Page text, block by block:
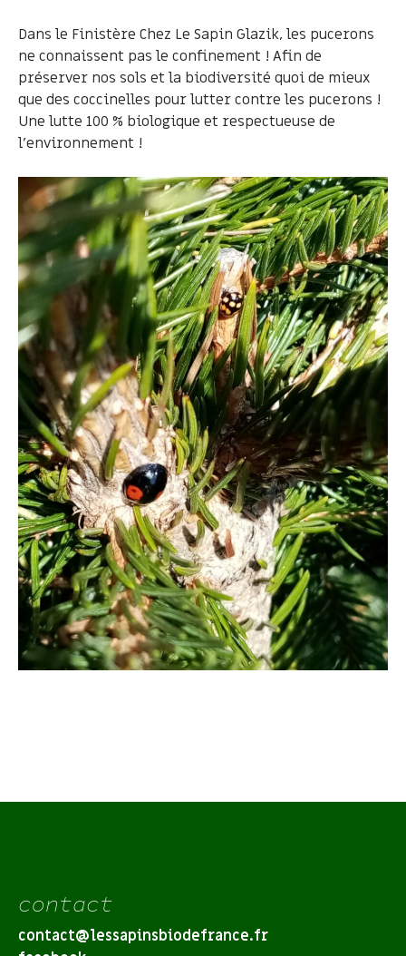
Dans le Finistère Chez Le Sapin Glazik, les pucerons
ne connaissent pas le confinement ! Afin de
préserver nos sols et la biodiversité quoi de mieux
que des coccinelles pour lutter contre les pucerons !
Une lutte 100 % biologique et respectueuse de
l'environnement !
contact
contact@lessapinsbiodefrance.fr